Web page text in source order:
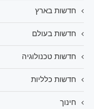
חדשות בארץ
חדשות בעולם
חדשות טכנולוגיה
חדשות כלליות
חינוך